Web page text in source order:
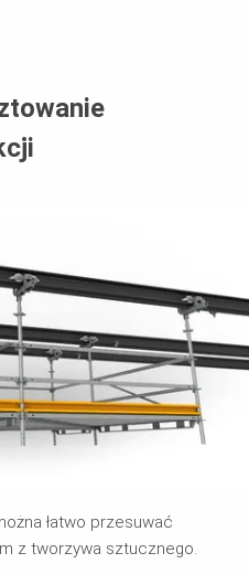
łatwo przesuwać
z tworzywa sztucznego.